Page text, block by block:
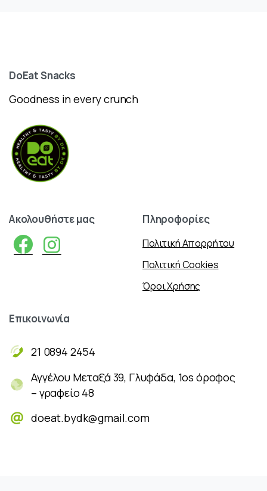
DoEatSnacks
Goodness in every crunch
Ακολουθήστεμας Πληροφορίες
Πολιτική Απορρήτου
Πολιτική Cookies
Όροι Χρήσης
Επικοινωνία
21 0894 2454
Αγγέλου Μεταξά 39, Γλυφάδα, 1os όροφος
– γραφείο 48
doeat.bydk@gmail.com